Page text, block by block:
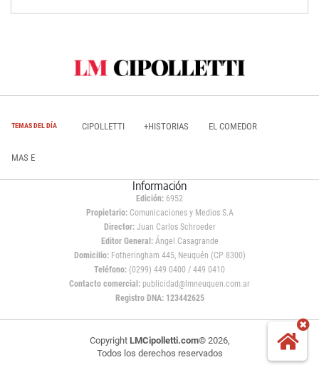
TEMAS DEL DÍA CIPOLLETTI +HISTORIAS EL COMEDOR
MAS E
Información
Edición: 6952
Propietario:Comunicaciones y Medios S.A
Director: Juan Carlos Schroeder
Editor General:Ángel Casagrande
Domicilio:Fotheringham 445, Neuquén (CP 8300)
Teléfono: (0299) 449 0400 / 449 0410
Contacto comercial: publicidad@lmneuquen.com.ar
Registro DNA: 123442625
Copyright LMCipolletti.com© 2026,
Todos los derechos reservados